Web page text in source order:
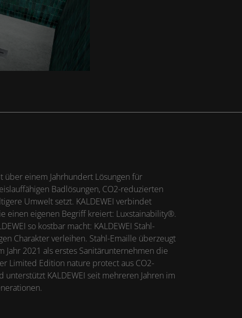
über einem Jahrhundert Lösungen für
Badlösungen, CO2-reduzierten
Umwelt setzt. KALDEWEI verbindet
einen eigenen Begriff kreiert: Luxstainability®.
so kostbar macht: KALDEWEI Stahl-
Charakter verleihen. Stahl-Emaille überzeugt
2021 als erstes Sanitärunternehmen die
Limited Edition nature protect aus CO2-
KALDEWEI seit mehreren Jahren im